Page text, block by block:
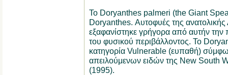
Το Doryanthes palmeri (the Giant
Doryanthes. Αυτοφυές της
εξαφανίστηκε γρήγορα από αυτήν
του φυσικού περιβάλλοντος. Το
κατηγορία Vulnerable (ευπαθή)
απειλούμενων ειδών της New South
(1995).